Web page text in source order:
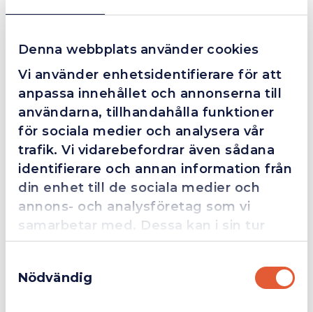
Denna webbplats använder cookies
Vi använder enhetsidentifierare för att
anpassa innehållet och annonserna till
användarna, tillhandahålla funktioner
för sociala medier och analysera vår
trafik. Vi vidarebefordrar även sådana
identifierare och annan information från
din enhet till de sociala medier och
annons- och analysföretag som vi
samarbetar med. Dessa kan i sin tur
kombinera informationen med annan
information som du har tillhandahållit
eller som de har samlat in när du har
Nödvändig
Exkl. moms
4.4 10 Reviews
Grym service!
Dom här grabbarna är definitionen av serviceminded.
Trots en billigare order, som det blev lite strul med,
så agerade dom blixtsnabbt och löste det långt över
förväntan. Hade kontakt med Alexander, som förtjänar
en extra guldstjärna.
Ytterligare Information